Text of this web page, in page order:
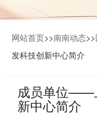
网站首页>>南南动态>>
发科技创新中心简介
成员单位——
新中心简介